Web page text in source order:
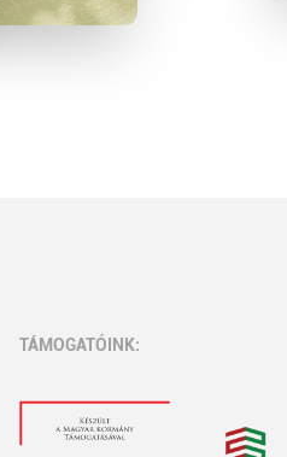
TÁMOGATÓINK: